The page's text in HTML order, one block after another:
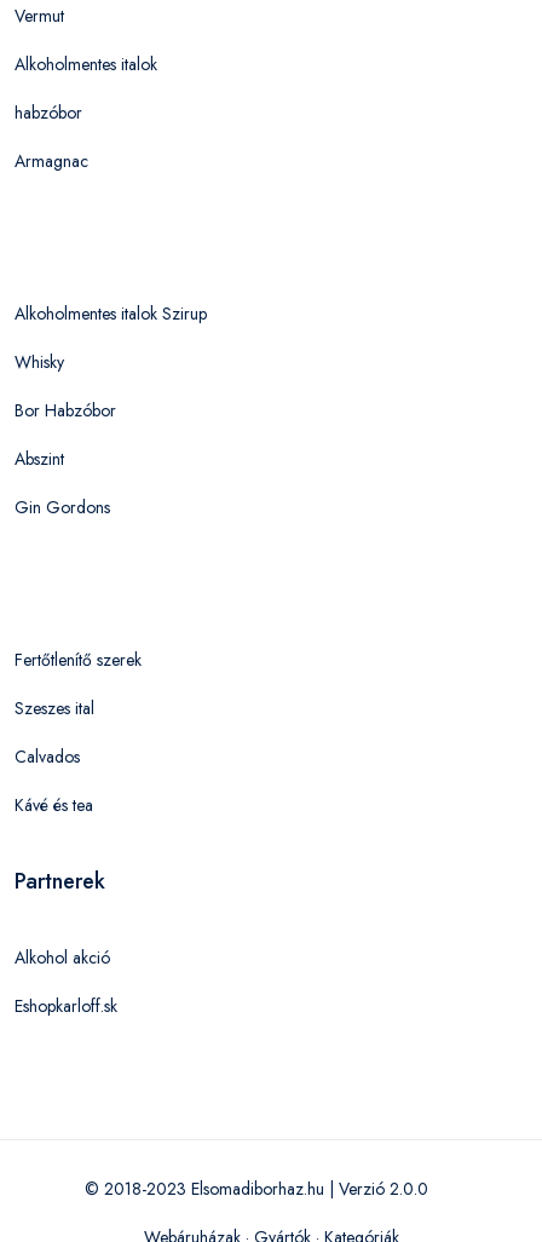
Vermut
Alkoholmentes italok
habzóbor
Armagnac
Alkoholmentes italok Szirup
Whisky
Bor Habzóbor
Abszint
Gin Gordons
Fertőtlenítő szerek
Szeszes ital
Calvados
Kávé és tea
Partnerek
Alkohol akció
Eshopkarloff.sk
© 2018-2023 Elsomadiborhaz.hu | Verzió 2.0.0
Webáruházak· Gyártók· Kategóriák